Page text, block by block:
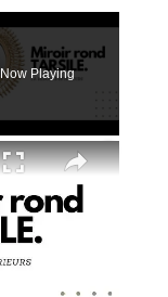
Now Playing
×